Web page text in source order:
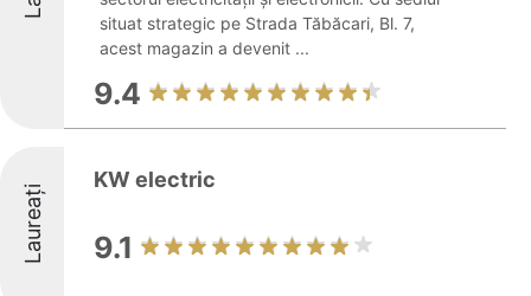
situat strategic pe Strada Tăbăcari, Bl. 7,
acest magazin a devenit ...
9.4
Laureați
KW electric
9.1